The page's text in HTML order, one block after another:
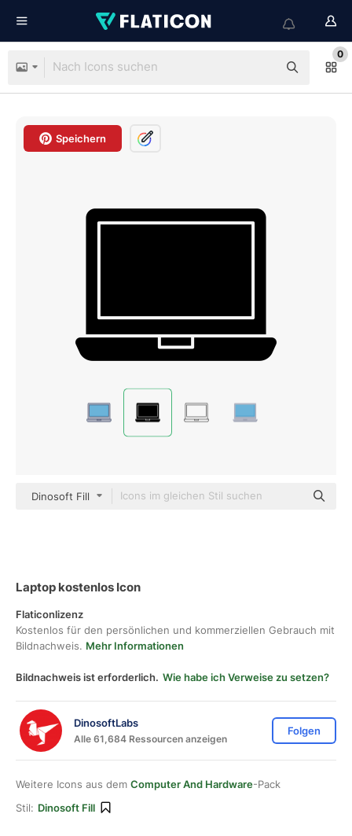
0
Speichern
Dinosoft Fill
Laptop kostenlos Icon
Flaticonlizenz
Kostenlos für den persönlichen und kommerziellen Gebrauch mit
Bildnachweis. Mehr Informationen
Bildnachweis ist erforderlich. Wie habe ich Verweise zu setzen?
DinosoftLabs
Alle 61,684 Ressourcen anzeigen
Folgen
Weitere Icons aus dem Computer And Hardware-Pack
Stil: Dinosoft Fill